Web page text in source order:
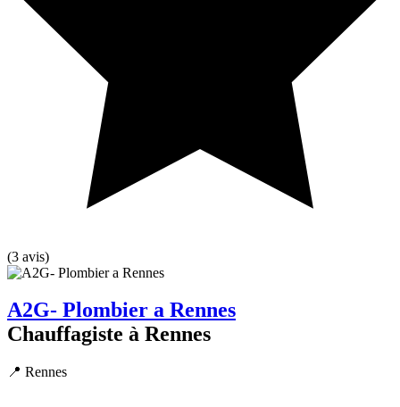
(3 avis)
A2G- Plombier a Rennes
Chauffagiste à Rennes
📍 Rennes